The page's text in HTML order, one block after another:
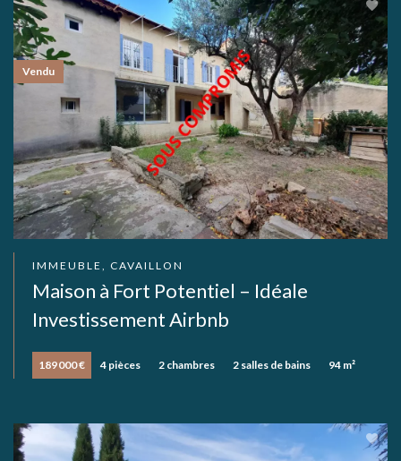
IMMEUBLE, CAVAILLON
Maison à Fort Potentiel – Idéale
Investissement Airbnb
189 000 € 4 pièces 2 chambres 2 salles de bains 94 m²
Vendu